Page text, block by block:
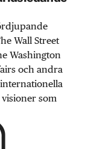
Wall Street
Washington
och andra
som